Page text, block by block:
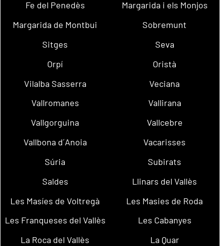
Fe del Penedès
Margarida i els Monjos
Margarida de Montbui
Sobremunt
Sitges
Seva
Orpí
Oristà
Vilalba Sasserra
Veciana
Vallromanes
Vallirana
Vallgorguina
Vallcebre
Vallbona d´Anoia
Vacarisses
Súria
Subirats
Saldes
Llinars del Vallès
Les Masíes de Voltregà
Les Masies de Roda
Les Franqueses del Vallès
Les Cabanyes
La Roca del Vallès
La Quar